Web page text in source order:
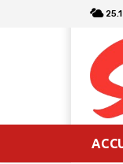
25.1